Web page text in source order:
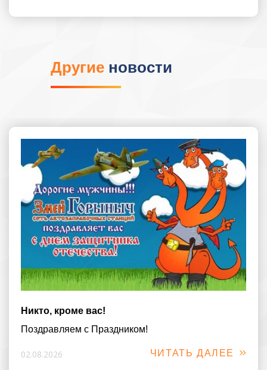
Другие новости
Никто, кроме вас!
Поздравляем с Праздником!
02.08.2026 ЧИТАТЬ ДАЛЕЕ